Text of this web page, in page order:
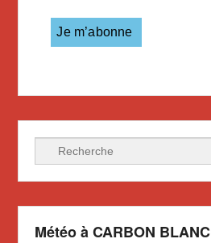
Recherche
Météo à CARBON BLANC